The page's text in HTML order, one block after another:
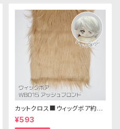
カットクロス■ウィッグボア約8c
m(アッシュブロンド)WB015 ボ
ア生地 25cm × 45cm
¥593